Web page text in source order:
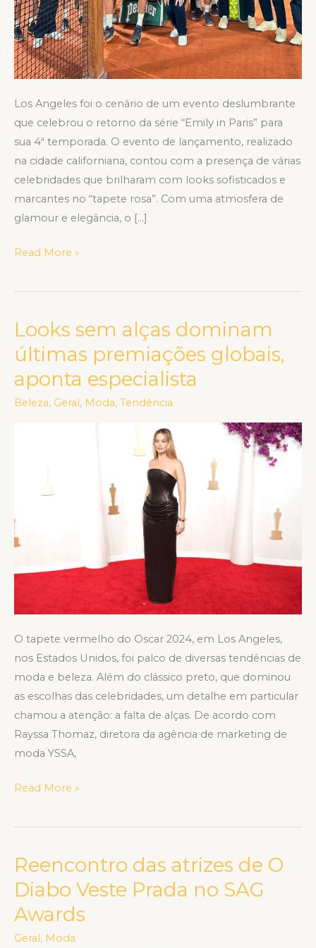
Los Angeles foi o cenário de um evento deslumbrante
que celebrou o retorno da série “Emily in Paris” para
sua 4ª temporada. O evento de lançamento, realizado
na cidade californiana, contou com a presença de várias
celebridades que brilharam com looks sofisticados e
marcantes no “tapete rosa”. Com uma atmosfera de
glamour e elegância, o […]
Read More »
Looks sem alças dominam
últimas premiações globais,
aponta especialista
Beleza, Geral, Moda, Tendência
O tapete vermelho do Oscar 2024, em Los Angeles,
nos Estados Unidos, foi palco de diversas tendências de
moda e beleza. Além do clássico preto, que dominou
as escolhas das celebridades, um detalhe em particular
chamou a atenção: a falta de alças. De acordo com
Rayssa Thomaz, diretora da agência de marketing de
moda YSSA,
Looks
sem
alças
dominam
últimas
Read More »
Reencontro das atrizes de O
Diabo Veste Prada no SAG
Awards
Geral, Moda
Reencontro
das
atrizes
de
O